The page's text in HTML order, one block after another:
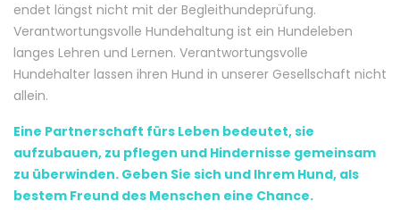
endet längst nicht mit der Begleithundeprüfung.
Verantwortungsvolle Hundehaltung ist ein Hundeleben
langes Lehren und Lernen. Verantwortungsvolle
Hundehalter lassen ihren Hund in unserer Gesellschaft nicht
allein.
Eine Partnerschaft fürs Leben bedeutet, sie
aufzubauen, zu pflegen und Hindernisse gemeinsam
zu überwinden. Geben Sie sich und Ihrem Hund, als
bestem Freund des Menschen eine Chance.